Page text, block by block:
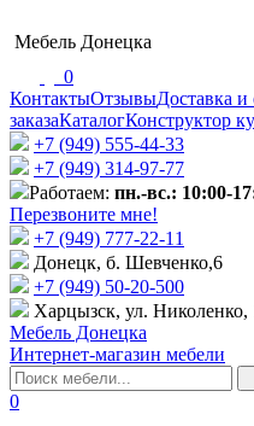
Мебель Донецка
0
КонтактыОтзывыДоставка и
заказаКаталогКонструктор
+7 (949) 555-44-33
+7 (949) 314-97-77
Работаем: пн.-вс.: 10:00-
Перезвоните мне!
+7 (‎949) 777-22-11
Донецк, б. Шевченко,6
+7 (949) 50-20-500
Харцызск, ул. Николенко,
Мебель Донецка
Интернет-магазин мебели
0